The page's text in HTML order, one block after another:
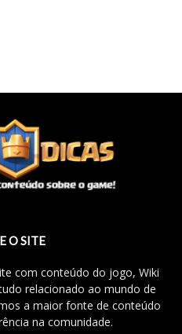
O SITE
com conteúdo do jogo, Wiki
relacionado ao mundo de
a maior fonte de conteúdo
na comunidade.